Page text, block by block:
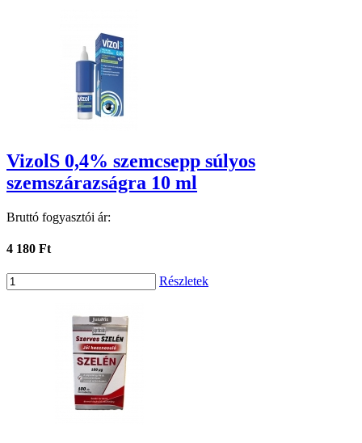
VizolS 0,4% szemcsepp súlyos
szemszárazságra 10 ml
Bruttó fogyasztói ár:
4 180 Ft
Részletek